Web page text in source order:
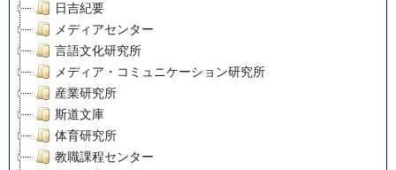
日吉紀要
メディアセンター
言語文化研究所
メディア・コミュニケーション研究所
産業研究所
斯道文庫
体育研究所
教職課程センター